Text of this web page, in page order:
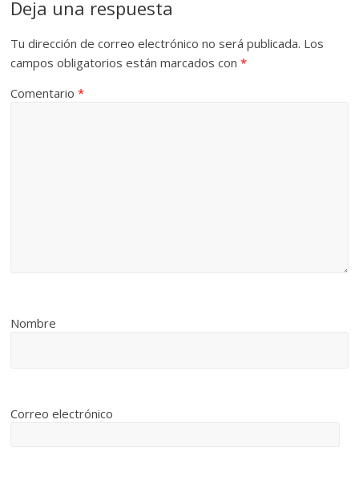
Deja una respuesta
Tu dirección de correo electrónico no será publicada. Los
campos obligatorios están marcados con*
Comentario*
Nombre
Correo electrónico